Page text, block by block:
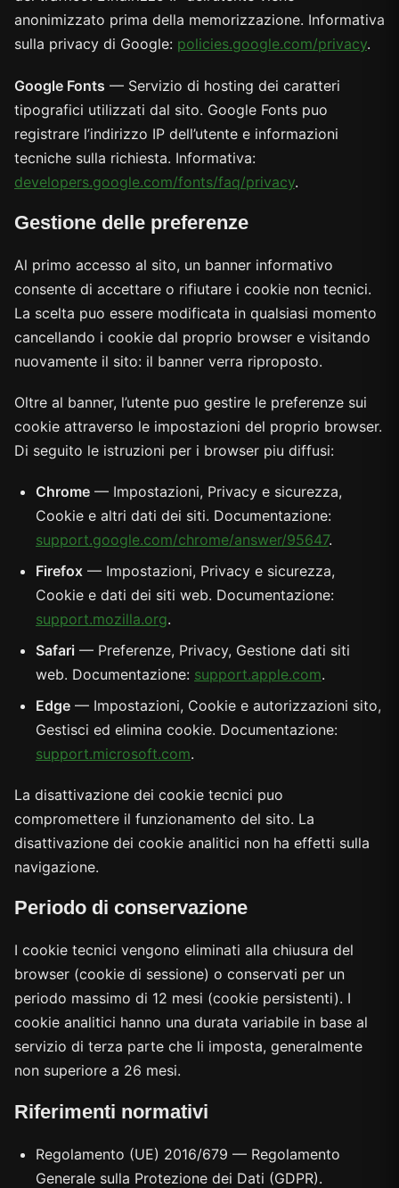
anonimizzato prima della memorizzazione. Informativa
sulla privacy di Google: policies.google.com/privacy.
Google Fonts — Servizio di hosting dei caratteri
tipografici utilizzati dal sito. Google Fonts puo
registrare l’indirizzo IP dell’utente e informazioni
tecniche sulla richiesta. Informativa:
developers.google.com/fonts/faq/privacy.
Gestione delle preferenze
Al primo accesso al sito, un banner informativo
consente di accettare o rifiutare i cookie non tecnici.
La scelta puo essere modificata in qualsiasi momento
cancellando i cookie dal proprio browser e visitando
nuovamente il sito: il banner verra riproposto.
Oltre al banner, l’utente puo gestire le preferenze sui
cookie attraverso le impostazioni del proprio browser.
Di seguito le istruzioni per i browser piu diffusi:
Chrome — Impostazioni, Privacy e sicurezza,
Cookie e altri dati dei siti. Documentazione:
support.google.com/chrome/answer/95647.
Firefox — Impostazioni, Privacy e sicurezza,
Cookie e dati dei siti web. Documentazione:
support.mozilla.org.
Safari — Preferenze, Privacy, Gestione dati siti
web. Documentazione: support.apple.com.
Edge — Impostazioni, Cookie e autorizzazioni sito,
Gestisci ed elimina cookie. Documentazione:
support.microsoft.com.
La disattivazione dei cookie tecnici puo
compromettere il funzionamento del sito. La
disattivazione dei cookie analitici non ha effetti sulla
navigazione.
Periodo di conservazione
I cookie tecnici vengono eliminati alla chiusura del
browser (cookie di sessione) o conservati per un
periodo massimo di 12 mesi (cookie persistenti). I
cookie analitici hanno una durata variabile in base al
servizio di terza parte che li imposta, generalmente
non superiore a 26 mesi.
Riferimenti normativi
Regolamento (UE) 2016/679 — Regolamento
Generale sulla Protezione dei Dati (GDPR).